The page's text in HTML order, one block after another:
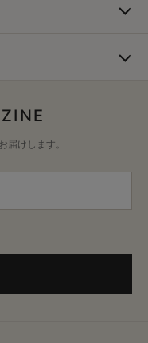
届けします。